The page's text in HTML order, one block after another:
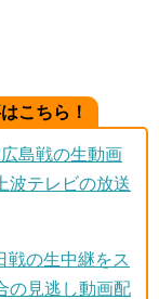
こちら！
島戦の生動画
波テレビの放送
戦の生中継をス
の見逃し動画配